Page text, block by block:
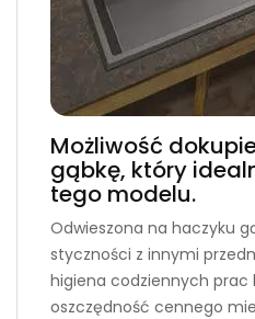
Możliwość
gąbkę, który
tego modelu.
Odwieszona na haczyku
styczności z innymi
higiena codziennych prac
oszczędność cennego